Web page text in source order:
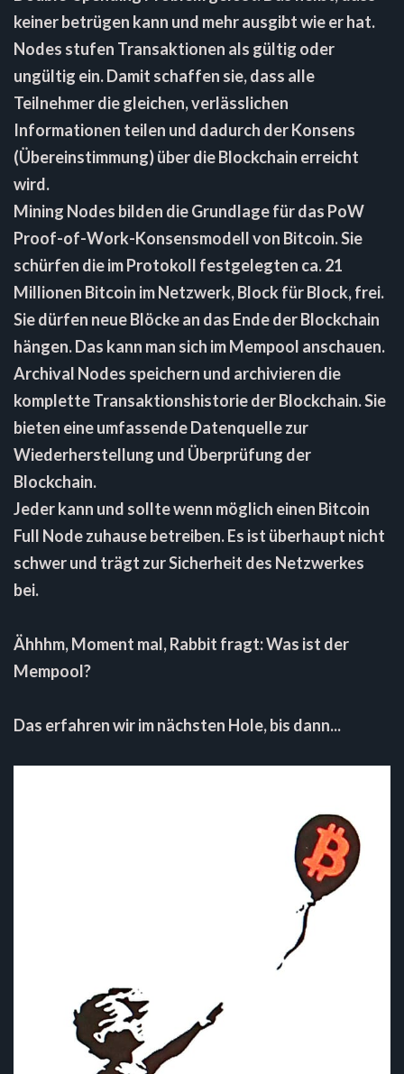
keiner betrügen kann und mehr ausgibt wie er hat.
Nodes stufen Transaktionen als gültig oder
ungültig ein. Damit schaffen sie, dass alle
Teilnehmer die gleichen, verlässlichen
Informationen teilen und dadurch der Konsens
(Übereinstimmung) über die Blockchain erreicht
wird.
Mining Nodes bilden die Grundlage für das PoW
Proof-of-Work-Konsensmodell von Bitcoin. Sie
schürfen die im Protokoll festgelegten ca. 21
Millionen Bitcoin im Netzwerk, Block für Block, frei.
Sie dürfen neue Blöcke an das Ende der Blockchain
hängen. Das kann man sich im Mempool anschauen.
Archival Nodes speichern und archivieren die
komplette Transaktionshistorie der Blockchain. Sie
bieten eine umfassende Datenquelle zur
Wiederherstellung und Überprüfung der
Blockchain.
Jeder kann und sollte wenn möglich einen Bitcoin
Full Node zuhause betreiben. Es ist überhaupt nicht
schwer und trägt zur Sicherheit des Netzwerkes
bei.
Ähhhm, Moment mal, Rabbit fragt: Was ist der
Mempool?
Das erfahren wir im nächsten Hole, bis dann...